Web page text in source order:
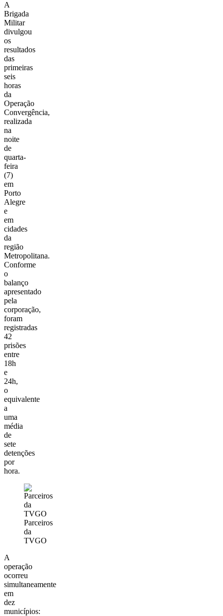
A
Brigada
Militar
divulgou
os
resultados
das
primeiras
seis
horas
da
Operação
Convergência,
realizada
na
noite
de
quarta-
feira
(7)
em
Porto
Alegre
e
em
cidades
da
região
Metropolitana.
Conforme
o
balanço
apresentado
pela
corporação,
foram
registradas
42
prisões
entre
18h
e
24h,
o
equivalente
a
uma
média
de
sete
detenções
por
hora.
Parceiros
da
TVGO
A
operação
ocorreu
simultaneamente
em
dez
municípios: